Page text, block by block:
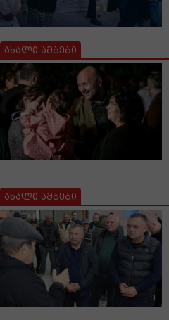
ახალი ამბები
ახალი ამბები